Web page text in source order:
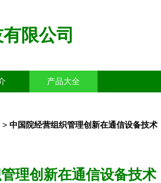
限公司
产品大全
> 中国院经营组织管理创新在通信设备技术
理创新在通信设备技术